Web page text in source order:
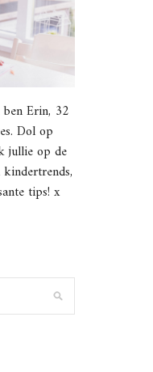
Erin, 32
Dol op
jullie op de
tips! x